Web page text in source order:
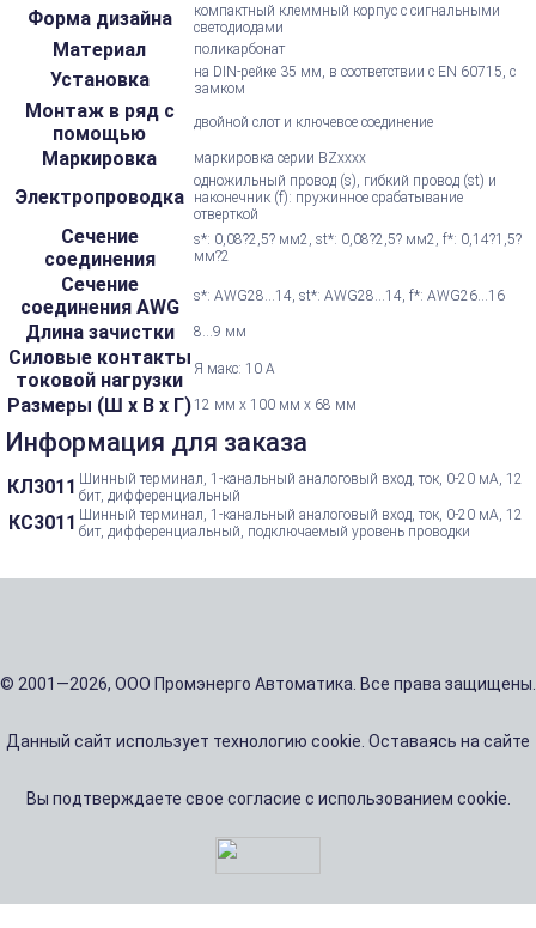
Форма дизайна
компактный клеммный корпус с сигнальными
светодиодами
Материал поликарбонат
Установка
на DIN-рейке 35 мм, в соответствии с EN 60715, с
замком
Монтаж в ряд с
помощью
двойной слот и ключевое соединение
Маркировка маркировка серии BZxxxx
Электропроводка
одножильный провод (s), гибкий провод (st) и
наконечник (f): пружинное срабатывание
отверткой
Сечение
соединения
s*: 0,08?2,5? мм2, st*: 0,08?2,5? мм2, f*: 0,14?1,5?
мм?2
Сечение
соединения AWG
s*: AWG28...14, st*: AWG28...14, f*: AWG26...16
Длина зачистки 8...9 мм
Силовые контакты
токовой нагрузки
Я макс: 10 А
Размеры (Ш х В х Г)12 мм x 100 мм x 68 мм
Информация для заказа
КЛ3011 Шинный терминал, 1-канальный аналоговый вход, ток, 0-20 мА, 12
бит, дифференциальный
КС3011 Шинный терминал, 1-канальный аналоговый вход, ток, 0-20 мА, 12
бит, дифференциальный, подключаемый уровень проводки
© 2001—2026, ООО Промэнерго Автоматика. Все права защищены.
Данный сайт использует технологию cookie. Оставаясь на сайте
Вы подтверждаете свое согласие с использованием cookie.